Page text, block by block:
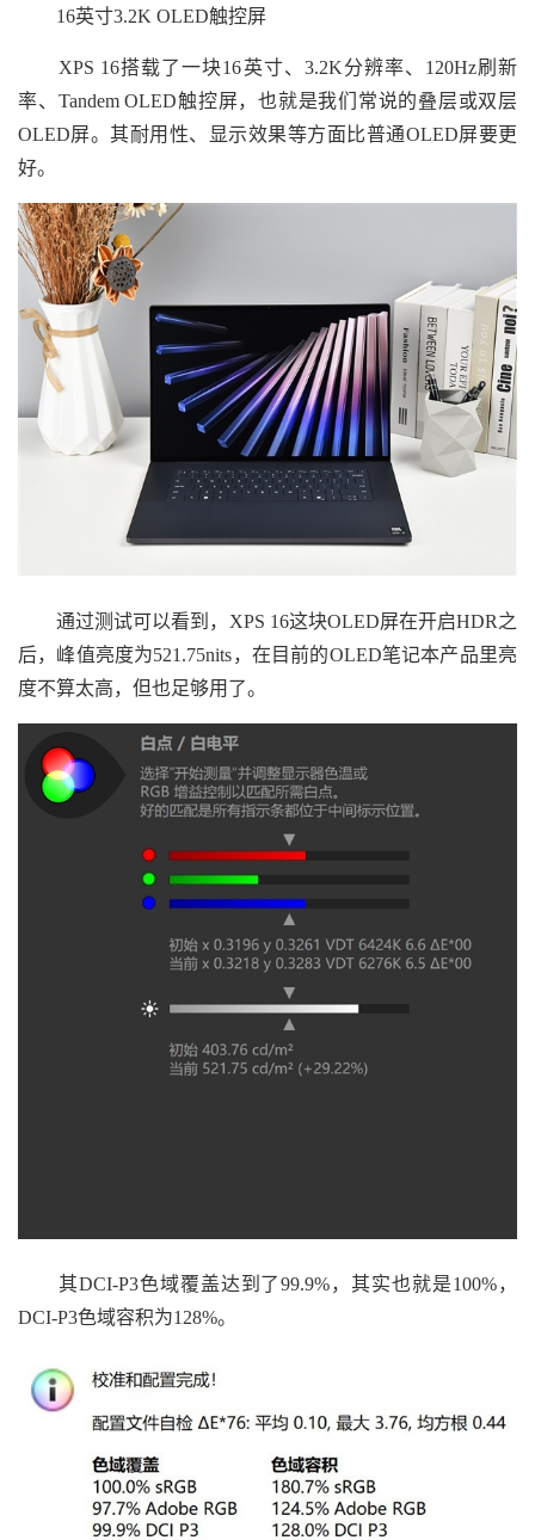
16英寸3.2K OLED触控屏
XPS 16搭载了一块16英寸、3.2K分辨率、120Hz刷新
率、Tandem OLED触控屏，也就是我们常说的叠层或双层
OLED屏。其耐用性、显示效果等方面比普通OLED屏要更
好。
通过测试可以看到，XPS 16这块OLED屏在开启HDR之
后，峰值亮度为521.75nits，在目前的OLED笔记本产品里亮
度不算太高，但也足够用了。
其DCI-P3色域覆盖达到了99.9%，其实也就是100%，
DCI-P3色域容积为128%。